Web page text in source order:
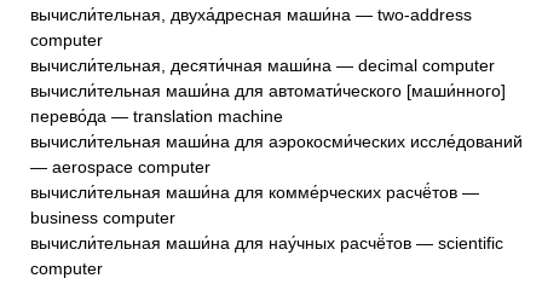
вычисли́тельная, двуха́дресная маши́на — two-address
computer
вычисли́тельная, десяти́чная маши́на — decimal computer
вычисли́тельная маши́на для автомати́ческого [маши́нного]
перево́да — translation machine
вычисли́тельная маши́на для аэрокосми́ческих иссле́дований
— aerospace computer
вычисли́тельная маши́на для комме́рческих расчё́тов —
business computer
вычисли́тельная маши́на для нау́чных расчё́тов — scientific
computer